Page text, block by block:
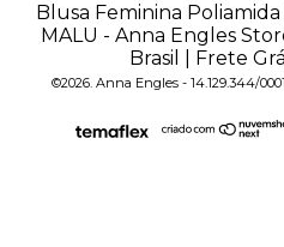
Blusa Feminina
MALU - Anna Engles
Brasil | Frete
©2026. Anna Engles - 14.129.344/